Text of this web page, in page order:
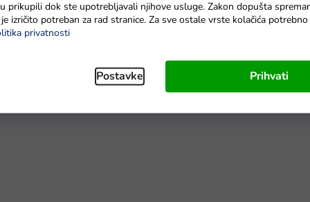
prikupili dok ste upotrebljavali njihove usluge. Zakon dopušta
izričito potreban za rad stranice. Za sve ostale vrste kolačića
privatnosti
Postavke Prihvati